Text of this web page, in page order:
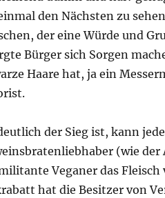
den Nächsten zu
der eine Würde und
Bürger sich Sorgen
Haare hat, ja ein
der Sieg ist, kann
(wie
Veganer das
hat die Besitzer von